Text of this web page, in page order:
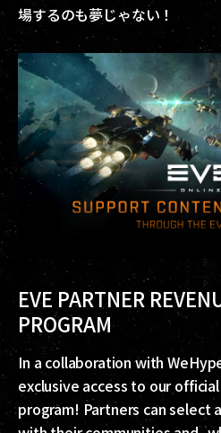
場するのも夢じゃない！
EVE PARTNER
PROGRAM
In a collaboration with
exclusive access to our
program! Partners can select